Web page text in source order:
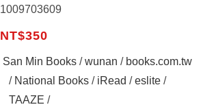
1009703609
NT$350
San Min Books /wunan / books.com.tw
/ National Books / iRead /eslite /
TAAZE /